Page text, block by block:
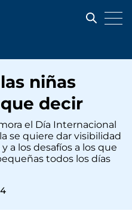
niñas
decir
el Día Internacional
se quiere dar visibilidad
a los desafíos a los que
todos los días